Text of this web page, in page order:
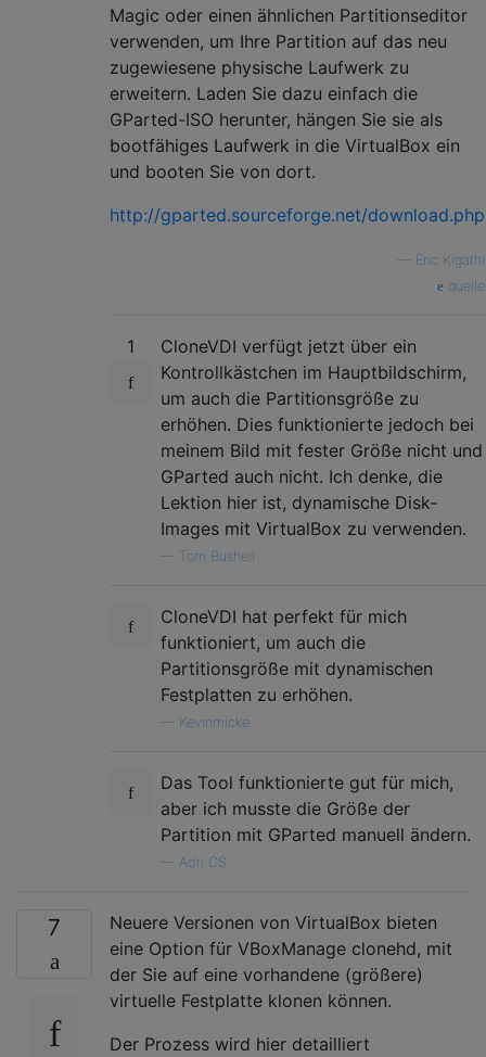
Magic oder einen ähnlichen Partitionseditor
verwenden, um Ihre Partition auf das neu
zugewiesene physische Laufwerk zu
erweitern. Laden Sie dazu einfach die
GParted-ISO herunter, hängen Sie sie als
bootfähiges Laufwerk in die VirtualBox ein
und booten Sie von dort.
http://gparted.sourceforge.net/download.php
Eric Kigathi
quelle
1
CloneVDI verfügt jetzt über ein
Kontrollkästchen im Hauptbildschirm,
um auch die Partitionsgröße zu
erhöhen. Dies funktionierte jedoch bei
meinem Bild mit fester Größe nicht und
GParted auch nicht. Ich denke, die
Lektion hier ist, dynamische Disk-
Images mit VirtualBox zu verwenden.
Tom Bushell
CloneVDI hat perfekt für mich
funktioniert, um auch die
Partitionsgröße mit dynamischen
Festplatten zu erhöhen.
Kevinmicke
Das Tool funktionierte gut für mich,
aber ich musste die Größe der
Partition mit GParted manuell ändern.
Adri CS
7
Neuere Versionen von VirtualBox bieten
eine Option für VBoxManage clonehd, mit
der Sie auf eine vorhandene (größere)
virtuelle Festplatte klonen können.
Der Prozess wird hier detailliert